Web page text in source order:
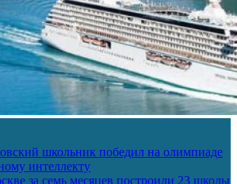
школьник победил на олимпиаде
интеллекту
за семь месяцев построили 23 школы